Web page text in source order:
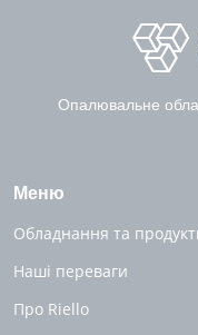
Опалювальне
Меню
Обладнання та
Наші переваги
Про Riello